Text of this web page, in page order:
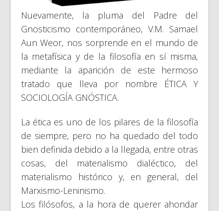
Nuevamente, la pluma del Padre del
Gnosticismo contemporáneo, V.M. Samael
Aun Weor, nos sorprende en el mundo de
la metafísica y de la filosofía en sí misma,
mediante la aparición de este hermoso
tratado que lleva por nombre ÉTICA Y
SOCIOLOGÍA GNÓSTICA.
La ética es uno de los pilares de la filosofía
de siempre, pero no ha quedado del todo
bien definida debido a la llegada, entre otras
cosas, del materialismo dialéctico, del
materialismo histórico y, en general, del
Marxismo-Leninismo.
Los filósofos, a la hora de querer ahondar